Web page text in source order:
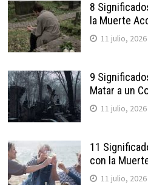
8
la Muerte
11 julio, 2026
9
Matar a un
11 julio, 2026
11
con la
11 julio, 2026